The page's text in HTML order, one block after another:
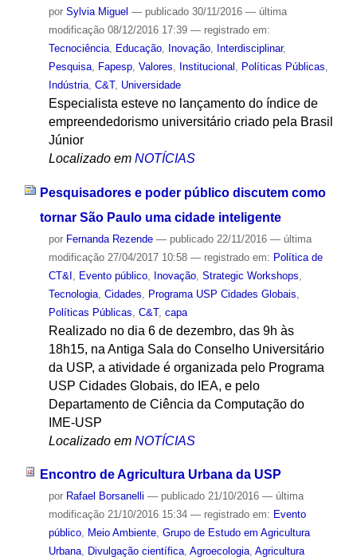
por Sylvia Miguel — publicado30/11/2016 — última
modificação08/12/2016 17:39 — registrado em:
Tecnociência, Educação, Inovação, Interdisciplinar,
Pesquisa, Fapesp, Valores Institucional Políticas Públicas
Indústria, C&T, Universidade
Especialista esteve no lançamento do índice de
empreendedorismo universitário criado pela Brasil
Júnior
Localizado em NOTÍCIAS
Pesquisadores e poder público discutem como
tornar São Paulo uma cidade inteligente
por Fernanda Rezende — publicado22/11/2016 — última
modificação27/04/2017 10:58 — registrado em: Política de
CT&I
Evento público, Inovação, Strategic Workshops
Tecnologia, Cidades Programa USP Cidades Globais
Políticas Públicas C&T, capa
Realizado no dia 6 de dezembro, das 9h às
18h15, na Antiga Sala do Conselho Universitário
da USP, a atividade é organizada pelo Programa
USP Cidades Globais, do IEA, e pelo
Departamento de Ciência da Computação do
IME-USP
Localizado em NOTÍCIAS
Encontro de Agricultura Urbana da USP
por Rafael Borsanelli — publicado21/10/2016 — última
modificação21/10/2016 15:34 — registrado em: Evento
público, Meio Ambiente, Grupo de Estudo em Agricultura
Urbana, Divulgação científica, Agroecologia, Agricultura